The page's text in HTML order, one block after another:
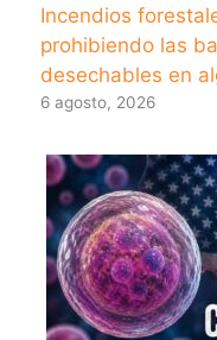
Incendios
prohibiendo las
desechables en
6 agosto, 2026